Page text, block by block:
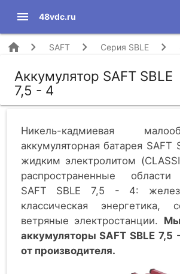
menu 48vdc.ru
home SAFT Серия SBLE
Аккумулятор SAFT SBLE
7,5 - 4
Никель-кадмиевая
аккумуляторная батарея
жидким электролитом
распространенные
SAFT SBLE 7,5 - 4:
классическая энергетика,
ветряные электростанции. Мы
аккумуляторы SAFT SBLE
от производителя.